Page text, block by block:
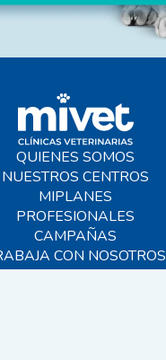
QUIENES SOMOS
NUESTROS CENTROS
MIPLANES
PROFESIONALES
CAMPAÑAS
CON NOSOTROS
BLOG